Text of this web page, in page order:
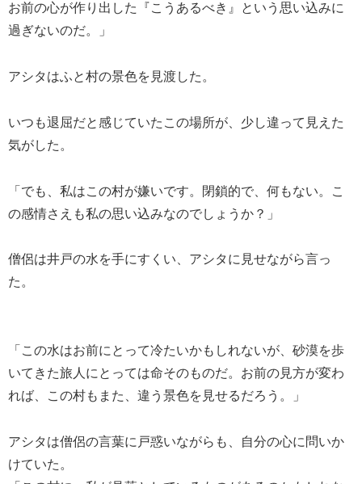
お前の心が作り出した『こうあるべき』という思い込みに
過ぎないのだ。」
アシタはふと村の景色を見渡した。
いつも退屈だと感じていたこの場所が、少し違って見えた
気がした。
「でも、私はこの村が嫌いです。閉鎖的で、何もない。こ
の感情さえも私の思い込みなのでしょうか？」
僧侶は井戸の水を手にすくい、アシタに見せながら言っ
た。
「この水はお前にとって冷たいかもしれないが、砂漠を歩
いてきた旅人にとっては命そのものだ。お前の見方が変わ
れば、この村もまた、違う景色を見せるだろう。」
アシタは僧侶の言葉に戸惑いながらも、自分の心に問いか
けていた。